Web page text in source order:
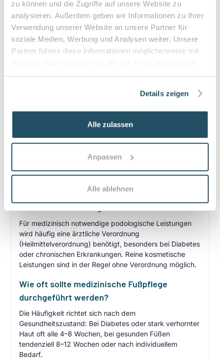
zu können und die Zugriffe auf unsere Website zu
analysieren. Außerdem geben wir Informationen zu Ihrer
Verwendung unserer Website an unsere Partner für
soziale Medien, Werbung und Analysen weiter. Unsere
Partner führen diese Informationen möglicherweise mit
Details zeigen
Alle zulassen
Anpassen
Alle ablehnen
Hausbesuche bei medizinischer Notwendigkeit
Häufige Fragen zum Praxisbesuch
sie sich von kosmetischer Fußpflege?
Podologie ist nicht-ärztliche Heilkunde am Fuß mit
medizinischer Diagnostik und Therapie zur Linderung
Kosmetische Fußpflege dient hauptsächlich dem
medizinischen Erkrankungen.
eine medizinische Fußbehandlung eine
Für medizinisch notwendige podologische Leistungen
wird häufig eine ärztliche Verordnung
(Heilmittelverordnung) benötigt, besonders bei Diabetes
oder chronischen Erkrankungen. Reine kosmetische
Leistungen sind in der Regel ohne Verordnung möglich.
Wie oft sollte medizinische Fußpflege
durchgeführt werden?
Die Häufigkeit richtet sich nach dem
Gesundheitszustand: Bei Diabetes oder stark verhornter
Haut oft alle 4–8 Wochen, bei gesunden Füßen
tendenziell 8–12 Wochen oder nach individuellem
Bedarf.